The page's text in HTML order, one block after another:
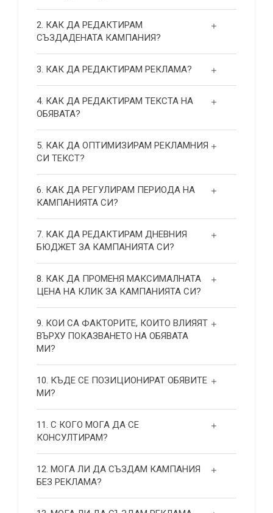
2. КАК ДА РЕДАКТИРАМ
СЪЗДАДЕНАТА КАМПАНИЯ?
3. КАК ДА РЕДАКТИРАМ РЕКЛАМА?
4. КАК ДА РЕДАКТИРАМ ТЕКСТА НА
ОБЯВАТА?
5. КАК ДА ОПТИМИЗИРАМ РЕКЛАМНИЯ
СИ ТЕКСТ?
6. КАК ДА РЕГУЛИРАМ ПЕРИОДА НА
КАМПАНИЯТА СИ?
7. КАК ДА РЕДАКТИРАМ ДНЕВНИЯ
БЮДЖЕТ ЗА КАМПАНИЯТА СИ?
8. КАК ДА ПРОМЕНЯ МАКСИМАЛНАТА
ЦЕНА НА КЛИК ЗА КАМПАНИЯТА СИ?
9. КОИ СА ФАКТОРИТЕ, КОИТО ВЛИЯЯТ
ВЪРХУ ПОКАЗВАНЕТО НА ОБЯВАТА
МИ?
10. КЪДЕ СЕ ПОЗИЦИОНИРАТ ОБЯВИТЕ
МИ?
11. С КОГО МОГА ДА СЕ
КОНСУЛТИРАМ?
12. МОГА ЛИ ДА СЪЗДАМ КАМПАНИЯ
БЕЗ РЕКЛАМА?